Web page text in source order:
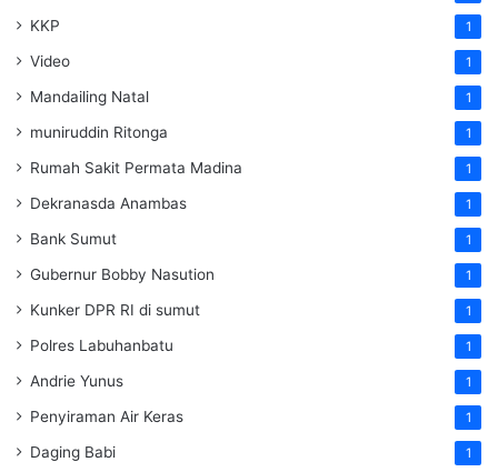
KKP 1
Video 1
Mandailing Natal 1
muniruddin Ritonga 1
Rumah Sakit Permata Madina 1
Dekranasda Anambas 1
Bank Sumut 1
Gubernur Bobby Nasution 1
Kunker DPR RI di sumut 1
Polres Labuhanbatu 1
Andrie Yunus 1
Penyiraman Air Keras 1
Daging Babi 1